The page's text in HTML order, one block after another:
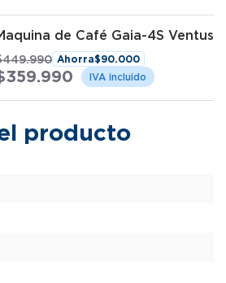
de Café Gaia-4S Ventus
449.990 Ahorra$90.000
359.990
producto